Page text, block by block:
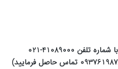
(در صورت نیاز به اطلاعات بیشتر با شماره تلفن 41089000-021